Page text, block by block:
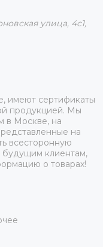
улица, 4с1,
имеют сертификаты
продукцией. Мы
в Москве, на
на
всесторонную
клиентам,
о товарах!